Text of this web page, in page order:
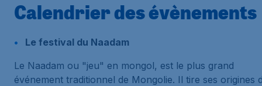
Calendrier des évènements
Le festival du Naadam
Le Naadam ou "jeu" en mongol, est le plus grand
événement traditionnel de Mongolie. Il tire ses origines